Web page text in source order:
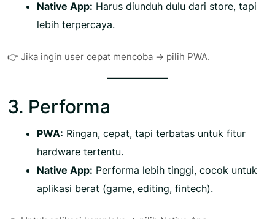
Native App: Harus diunduh dulu dari store, tapi
lebih terpercaya.
👉 Jika ingin user cepat mencoba → pilih PWA.
3. Performa
PWA: Ringan, cepat, tapi terbatas untuk fitur
hardware tertentu.
Native App: Performa lebih tinggi, cocok untuk
aplikasi berat (game, editing, fintech).